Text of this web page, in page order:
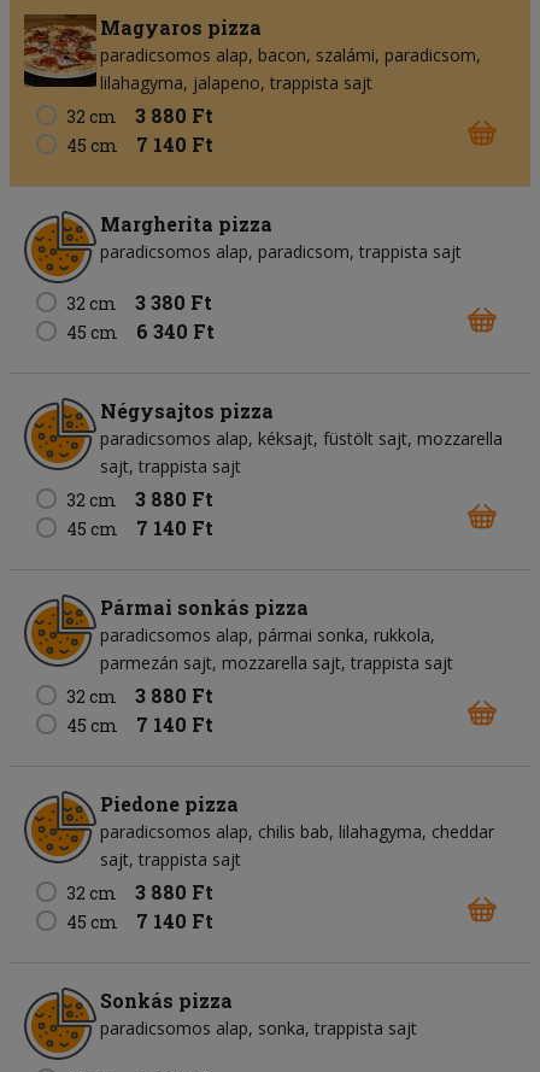
Magyaros pizza
paradicsomos alap bacon szalámi paradicsom
lilahagyma jalapeno trappista sajt
32 cm
3 880 Ft
45 cm 7 140 Ft
Margherita pizza
paradicsomos alap paradicsom trappista sajt
32 cm 3 380 Ft
45 cm 6 340 Ft
Négysajtos pizza
paradicsomos alap kéksajt füstölt sajt mozzarella
sajt trappista sajt
32 cm
3 880 Ft
45 cm 7 140 Ft
Pármai sonkás pizza
paradicsomos alap pármai sonka rukkola
parmezán sajt mozzarella sajt trappista sajt
32 cm
3 880 Ft
45 cm 7 140 Ft
Piedone pizza
paradicsomos alap chilis bab lilahagyma cheddar
sajt trappista sajt
32 cm
3 880 Ft
45 cm 7 140 Ft
Sonkás pizza
paradicsomos alap sonka trappista sajt